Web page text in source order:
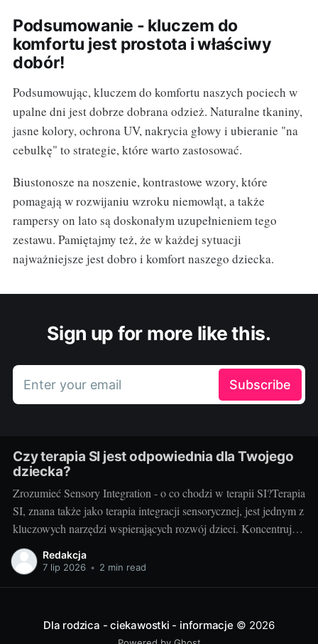
Podsumowanie - kluczem do
komfortu jest prostota i właściwy
dobór!
Podsumowując, kluczem do komfortu naszych pociech w
upalne dni jest dobrze dobrana odzież. Naturalne tkaniny,
jasne kolory, ochrona UV, nakrycia głowy i ubieranie "na
cebulkę" to strategie, które warto zastosować.
Biustonosze na noszenie, kontrastowe wzory, które
pomagają w rozwijaniu wzroku niemowląt, a także
rampersy on lato są doskonałym uzupełnieniem tego
zestawu. Pamiętajmy też, że w każdej sytuacji
najważniejsze jest dobro i komfort naszego dziecka.
Sign up for more like this.
Enter your email Subscribe
Czy terapia SI jest odpowiednia dla Twojego
dziecka?
Zrozumieć Sensory Integration - o co chodzi w terapii SI?Terapia
SI, znana także jako terapia integracji sensorycznej, jest jednym z
kluczowych narzędzi wspierających rozwój dzieci. Koncentruje
się na pomocy dzieciom w uzyskaniu lepszej kontroli nad swoim
ciałem oraz w zrozumieniu i procesowaniu informacji
Redakcja
7 lip 2026 • 2 min read
Dla rodzica - ciekawostki - informacje © 2026